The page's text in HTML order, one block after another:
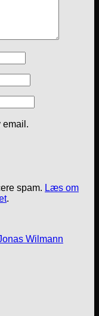
email.
spam. Læs om
.
Wilmann